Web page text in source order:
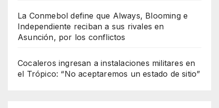
La Conmebol define que Always, Blooming e
Independiente reciban a sus rivales en
Asunción, por los conflictos
Cocaleros ingresan a instalaciones militares en
el Trópico: “No aceptaremos un estado de sitio”